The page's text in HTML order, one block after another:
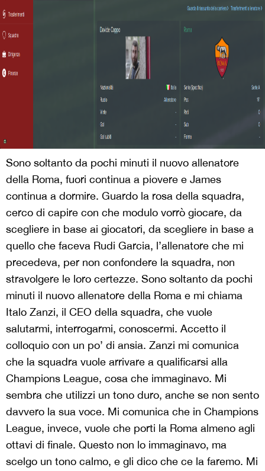
Sono soltanto da pochi minuti il nuovo allenatore
della Roma, fuori continua a piovere e James
continua a dormire. Guardo la rosa della squadra,
cerco di capire con che modulo vorrò giocare, da
scegliere in base ai giocatori, da scegliere in base a
quello che faceva Rudi Garcia, l’allenatore che mi
precedeva, per non confondere la squadra, non
stravolgere le loro certezze. Sono soltanto da pochi
minuti il nuovo allenatore della Roma e mi chiama
Italo Zanzi, il CEO della squadra, che vuole
salutarmi, interrogarmi, conoscermi. Accetto il
colloquio con un po’ di ansia. Zanzi mi comunica
che la squadra vuole arrivare a qualificarsi alla
Champions League, cosa che immaginavo. Mi
sembra che utilizzi un tono duro, anche se non sento
davvero la sua voce. Mi comunica che in Champions
League, invece, vuole che porti la Roma almeno agli
ottavi di finale. Questo non lo immaginavo, ma
scelgo un tono calmo, e gli dico che ce la faremo. Mi